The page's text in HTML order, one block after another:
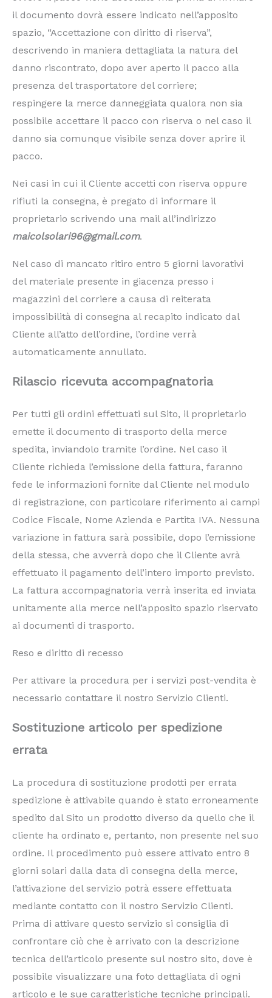
il documento dovrà essere indicato nell’apposito
spazio, “Accettazione con diritto di riserva”,
descrivendo in maniera dettagliata la natura del
danno riscontrato, dopo aver aperto il pacco alla
presenza del trasportatore del corriere;
respingere la merce danneggiata qualora non sia
possibile accettare il pacco con riserva o nel caso il
danno sia comunque visibile senza dover aprire il
pacco.
Nei casi in cui il Cliente accetti con riserva oppure
rifiuti la consegna, è pregato di informare il
proprietario scrivendo una mail all’indirizzo
maicolsolari96@gmail.com.
Nel caso di mancato ritiro entro 5 giorni lavorativi
del materiale presente in giacenza presso i
magazzini del corriere a causa di reiterata
impossibilità di consegna al recapito indicato dal
Cliente all’atto dell’ordine, l’ordine verrà
automaticamente annullato.
Rilascio ricevuta accompagnatoria
Per tutti gli ordini effettuati sul Sito, il proprietario
emette il documento di trasporto della merce
spedita, inviandolo tramite l’ordine. Nel caso il
Cliente richieda l’emissione della fattura, faranno
fede le informazioni fornite dal Cliente nel modulo
di registrazione, con particolare riferimento ai campi
Codice Fiscale, Nome Azienda e Partita IVA. Nessuna
variazione in fattura sarà possibile, dopo l’emissione
della stessa, che avverrà dopo che il Cliente avrà
effettuato il pagamento dell’intero importo previsto.
La fattura accompagnatoria verrà inserita ed inviata
unitamente alla merce nell’apposito spazio riservato
ai documenti di trasporto.
Reso e diritto di recesso
Per attivare la procedura per i servizi post-vendita è
necessario contattare il nostro Servizio Clienti.
Sostituzione articolo per spedizione
errata
La procedura di sostituzione prodotti per errata
spedizione è attivabile quando è stato erroneamente
spedito dal Sito un prodotto diverso da quello che il
cliente ha ordinato e, pertanto, non presente nel suo
ordine. Il procedimento può essere attivato entro 8
giorni solari dalla data di consegna della merce,
l’attivazione del servizio potrà essere effettuata
mediante contatto con il nostro Servizio Clienti.
Prima di attivare questo servizio si consiglia di
confrontare ciò che è arrivato con la descrizione
tecnica dell’articolo presente sul nostro sito, dove è
possibile visualizzare una foto dettagliata di ogni
articolo e le sue caratteristiche tecniche principali.